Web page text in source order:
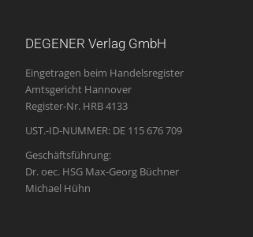
DEGENER Verlag GmbH
Eingetragen beim Handelsregister
Amtsgericht Hannover
Register-Nr. HRB 4133
UST.-ID-NUMMER: DE 115 676 709
Geschäftsführung:
Dr. oec. HSG Max-Georg Büchner
Michael Hühn